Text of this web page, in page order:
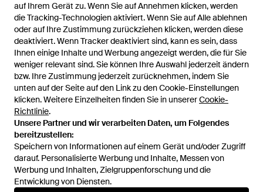
auf Ihrem Gerät zu. Wenn Sie auf Annehmen klicken, werden
die Tracking-Technologien aktiviert. Wenn Sie auf Alle ablehnen
oder auf Ihre Zustimmung zurückziehen klicken, werden diese
deaktiviert. Wenn Tracker deaktiviert sind, kann es sein, dass
Ihnen einige Inhalte und Werbung angezeigt werden, die für Sie
weniger relevant sind. Sie können Ihre Auswahl jederzeit ändern
bzw. Ihre Zustimmung jederzeit zurücknehmen, indem Sie
unten auf der Seite auf den Link zu den Cookie-Einstellungen
klicken. Weitere Einzelheiten finden Sie in unsererCookie-
Richtlinie.
Unsere Partner und wir verarbeiten Daten, um Folgendes
bereitzustellen:
Speichern von Informationen auf einem Gerät und/oder Zugriff
darauf. Personalisierte Werbung und Inhalte, Messen von
Werbung und Inhalten, Zielgruppenforschung und die
Entwicklung von Diensten.
auf Ihrem Gerät zu. Wenn Sie auf Annehmen klicken, werden
die Tracking-Technologien aktiviert. Wenn Sie auf Alle ablehnen
oder auf Ihre Zustimmung zurückziehen klicken, werden diese
deaktiviert. Wenn Tracker deaktiviert sind, kann es sein, dass
Ihnen einige Inhalte und Werbung angezeigt werden, die für Sie
weniger relevant sind. Sie können Ihre Auswahl jederzeit ändern
bzw. Ihre Zustimmung jederzeit zurücknehmen, indem Sie
unten auf der Seite auf den Link zu den Cookie-Einstellungen
klicken. Weitere Einzelheiten finden Sie in unsererCookie-
Richtlinie.
Unsere Partner und wir verarbeiten Daten, um Folgendes
bereitzustellen:
Speichern von Informationen auf einem Gerät und/oder Zugriff
darauf. Personalisierte Werbung und Inhalte, Messen von
Werbung und Inhalten, Zielgruppenforschung und die
Entwicklung von Diensten.
124,95 €
UGG
Scuff Hausschuh Für Herren -
Schwarz
VonUGG
119 €
UGG
Hausschuh Scuff - Schwarz
Von ABOUT YOU